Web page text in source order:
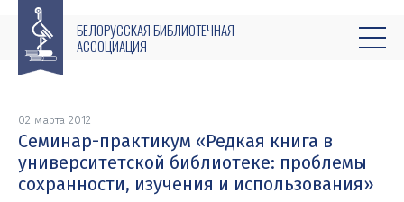
БЕЛОРУССКАЯ БИБЛИОТЕЧНАЯ
АССОЦИАЦИЯ
02 марта 2012
Cеминар-практикум «Редкая книга в
университетской библиотеке: проблемы
сохранности, изучения и использования»